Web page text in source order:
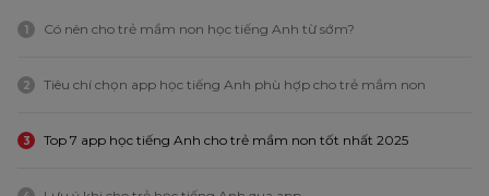
1 Có nên cho trẻ mầm non học tiếng Anh từ sớm?
2 Tiêu chí chọn app học tiếng Anh phù hợp cho trẻ mầm non
3 Top 7 app học tiếng Anh cho trẻ mầm non tốt nhất 2025